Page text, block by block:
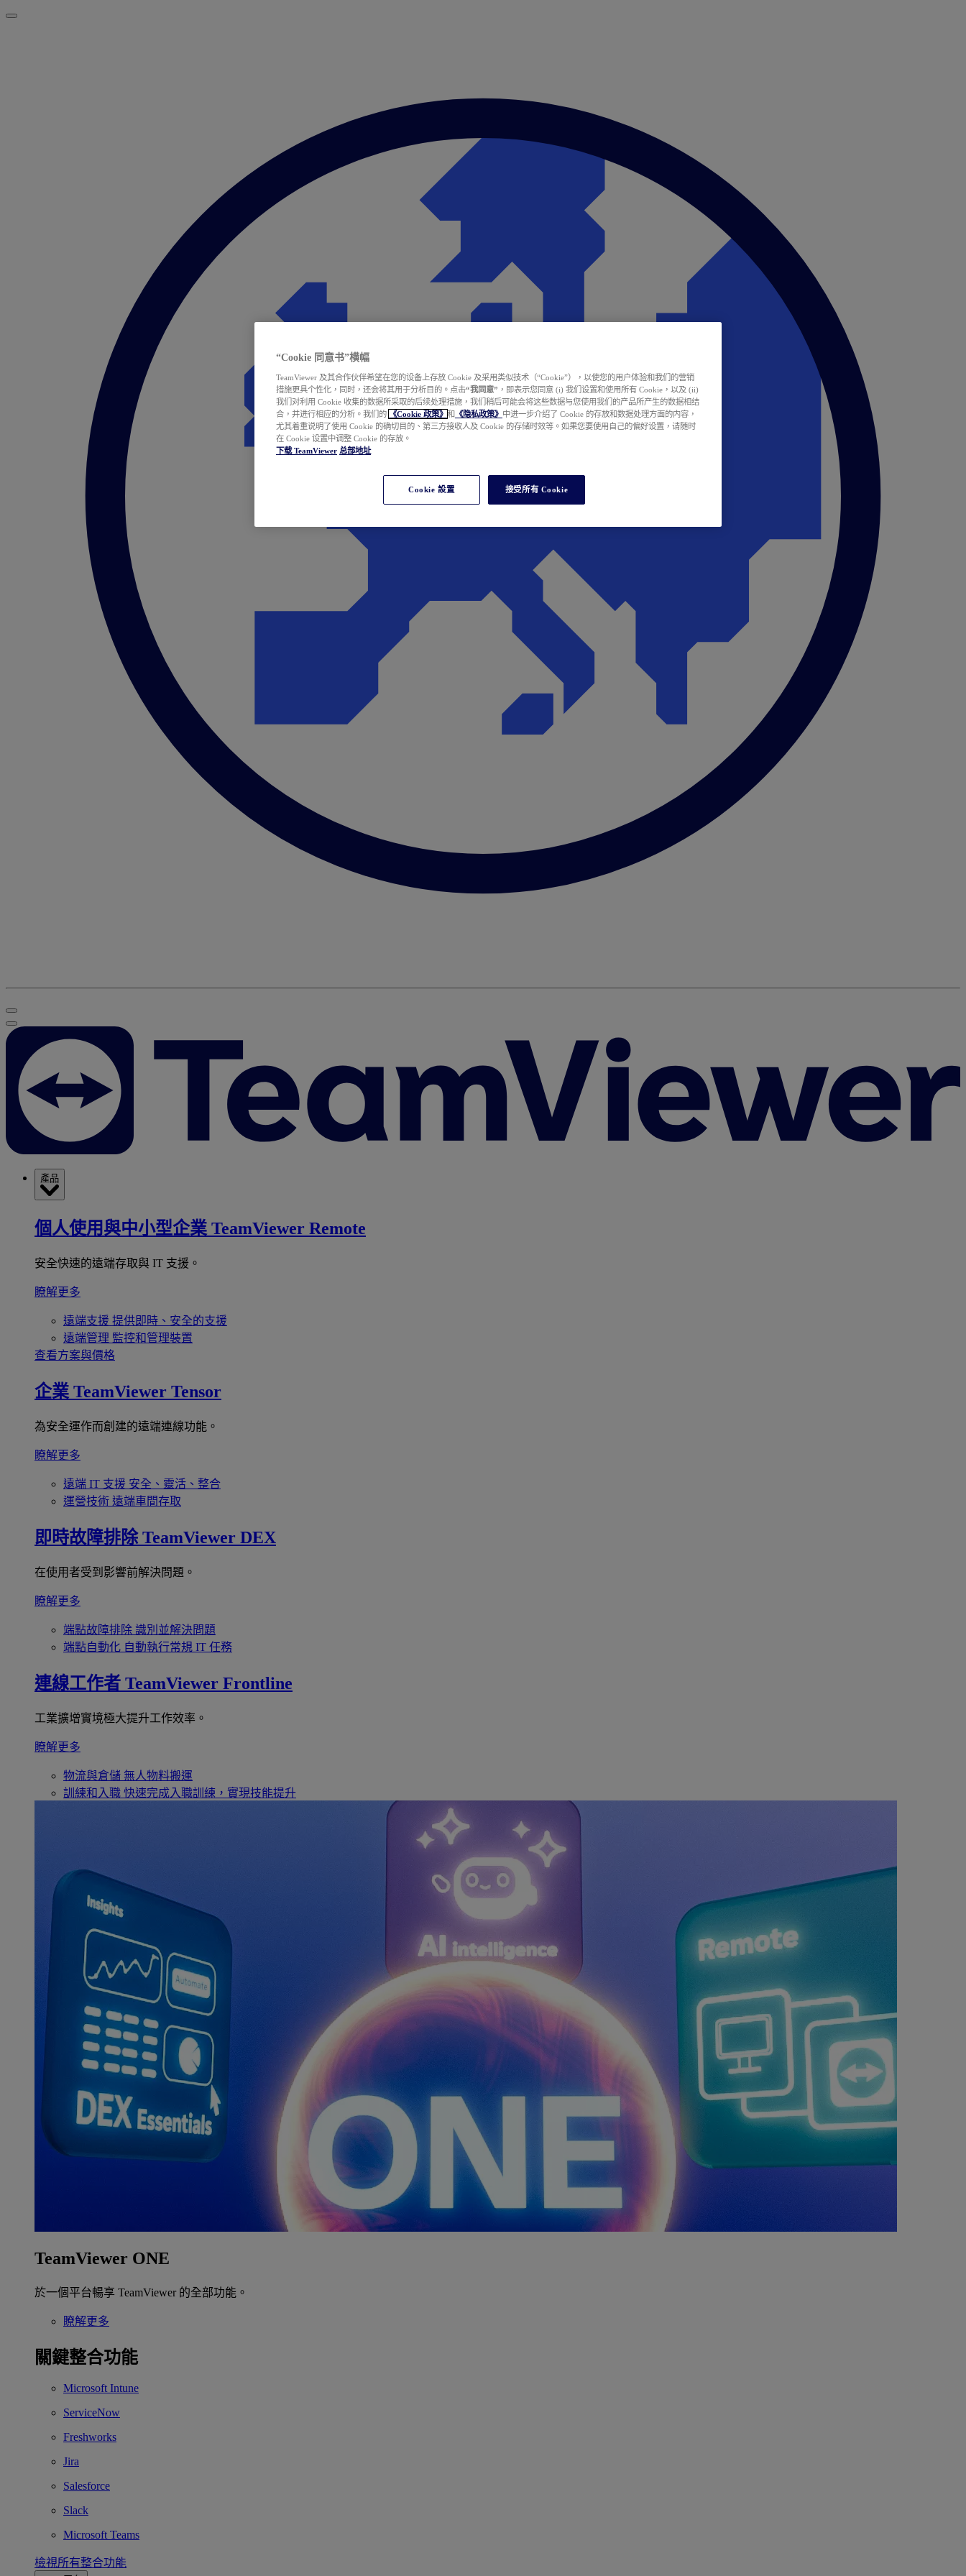
產品
個人使用與中小型企業 TeamViewer Remote
安全快速的遠端存取與 IT 支援。
瞭解更多
遠端支援 提供即時、安全的支援
遠端管理 監控和管理裝置
查看方案與價格
企業 TeamViewer Tensor
為安全運作而創建的遠端連線功能。
瞭解更多
遠端 IT 支援 安全、靈活、整合
運營技術 遠端車間存取
即時故障排除 TeamViewer DEX
在使用者受到影響前解決問題。
瞭解更多
端點故障排除 識別並解決問題
端點自動化 自動執行常規 IT 任務
連線工作者 TeamViewer Frontline
工業擴增實境極大提升工作效率。
瞭解更多
物流與倉儲 無人物料搬運
訓練和入職 快速完成入職訓練，實現技能提升
TeamViewer ONE
於一個平台暢享 TeamViewer 的全部功能。
瞭解更多
關鍵整合功能
Microsoft Intune
ServiceNow
Freshworks
Jira
Salesforce
Slack
Microsoft Teams
檢視所有整合功能
“Cookie 同意书”横幅
TeamViewer 及其合作伙伴希望在您的设备上存放 Cookie 及采用类似技术（“Cookie”），以使您的用户体验和我们的营销
措施更具个性化，同时，还会将其用于分析目的。点击“我同意” ，即表示您同意 (i) 我们设置和使用所有 Cookie，以及 (ii)
我们对利用 Cookie 收集的数据所采取的后续处理措施，我们稍后可能会将这些数据与您使用我们的产品所产生的数据相结
合，并进行相应的分析。我们的
《Cookie 政策》 和 《隐私政策》 中进一步介绍了 Cookie 的存放和数据处理方面的内容，
尤其着重说明了使用 Cookie 的确切目的、第三方接收人及 Cookie 的存储时效等。如果您要使用自己的偏好设置，请随时
在 Cookie 设置中调整 Cookie 的存放。
下载 TeamViewer 总部地址
Cookie 設置 接受所有 Cookie